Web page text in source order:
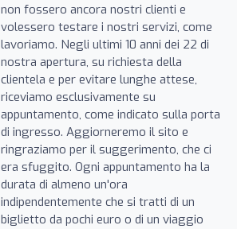
non fossero ancora nostri clienti e
volessero testare i nostri servizi, come
lavoriamo. Negli ultimi 10 anni dei 22 di
nostra apertura, su richiesta della
clientela e per evitare lunghe attese,
riceviamo esclusivamente su
appuntamento, come indicato sulla porta
di ingresso. Aggiorneremo il sito e
ringraziamo per il suggerimento, che ci
era sfuggito. Ogni appuntamento ha la
durata di almeno un'ora
indipendentemente che si tratti di un
biglietto da pochi euro o di un viaggio